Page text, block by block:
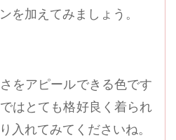
を加えてみましょう。
をアピールできる色です
はとても格好良く着られ
入れてみてくださいね。